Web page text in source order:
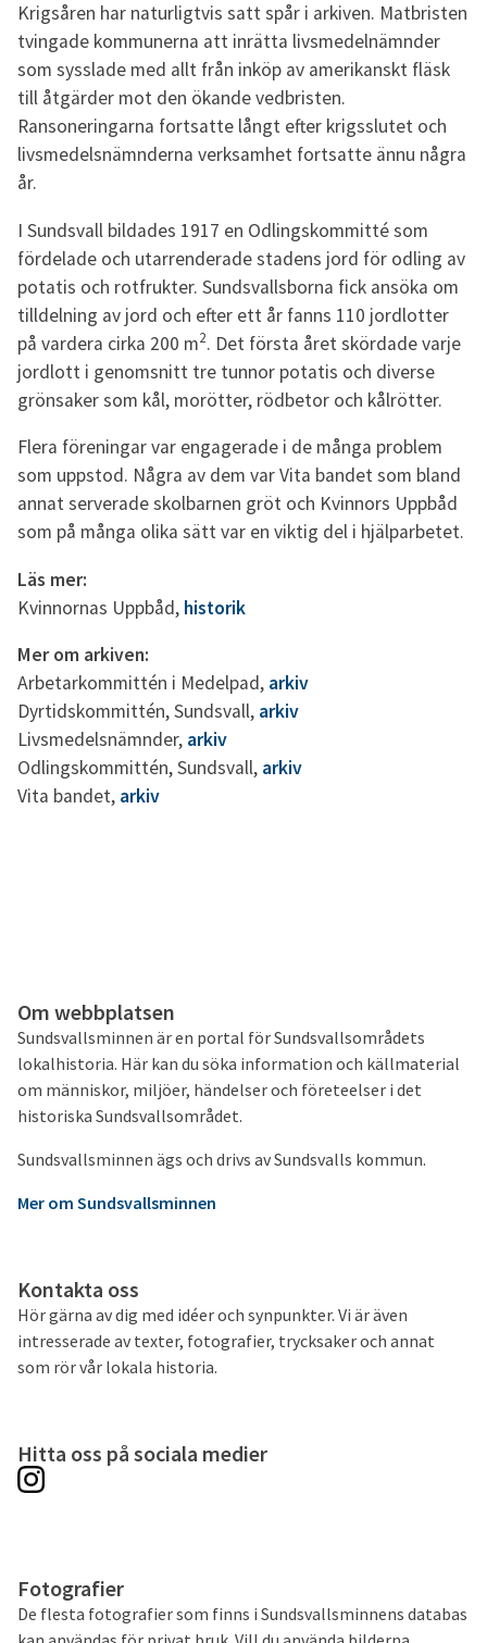
Krigsåren har naturligtvis satt spår i arkiven. Matbristen
tvingade kommunerna att inrätta livsmedelnämnder
som sysslade med allt från inköp av amerikanskt fläsk
till åtgärder mot den ökande vedbristen.
Ransoneringarna fortsatte långt efter krigsslutet och
livsmedelsnämnderna verksamhet fortsatte ännu några
år.
I Sundsvall bildades 1917 en Odlingskommitté som
fördelade och utarrenderade stadens jord för odling av
potatis och rotfrukter. Sundsvallsborna fick ansöka om
tilldelning av jord och efter ett år fanns 110 jordlotter
på vardera cirka 200 m2. Det första året skördade varje
jordlott i genomsnitt tre tunnor potatis och diverse
grönsaker som kål, morötter, rödbetor och kålrötter.
Flera föreningar var engagerade i de många problem
som uppstod. Några av dem var Vita bandet som bland
annat serverade skolbarnen gröt och Kvinnors Uppbåd
som på många olika sätt var en viktig del i hjälparbetet.
Läs mer:
Kvinnornas Uppbåd, historik
Mer om arkiven:
Arbetarkommittén i Medelpad, arkiv
Dyrtidskommittén, Sundsvall, arkiv
Livsmedelsnämnder, arkiv
Odlingskommittén, Sundsvall, arkiv
Vita bandet, arkiv
Om webbplatsen
Sundsvallsminnen är en portal för Sundsvallsområdets
lokalhistoria. Här kan du söka information och källmaterial
om människor, miljöer, händelser och företeelser i det
historiska Sundsvallsområdet.
Sundsvallsminnen ägs och drivs av Sundsvalls kommun.
Mer om Sundsvallsminnen
Kontakta oss
Hör gärna av dig med idéer och synpunkter. Vi är även
intresserade av texter, fotografier, trycksaker och annat
som rör vår lokala historia.
Hitta oss på sociala medier
Fotografier
De flesta fotografier som finns i Sundsvallsminnens databas